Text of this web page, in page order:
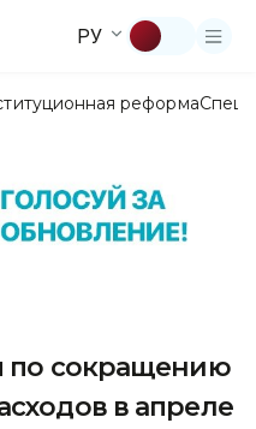
РУ
реформа
по сокращению
в апреле